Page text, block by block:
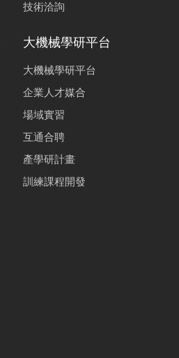
技術洽詢
大機械學研平台
大機械學研平台
企業人才媒合
場域實習
互通合聘
產學研計畫
訓練課程開發